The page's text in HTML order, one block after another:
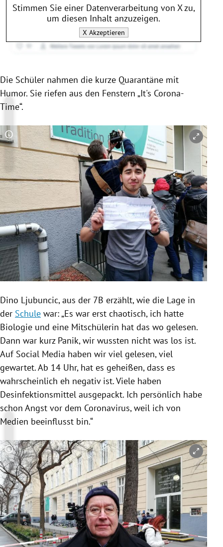
Stimmen Sie einer Datenverarbeitung von Xzu,
um diesen Inhalt anzuzeigen.
X Akzeptieren
Die Schüler nahmen die kurze Quarantäne mit
Humor. Sie riefen aus den Fenstern „It's Corona-
Time“.
Copyright-Hinweis öffnen/schließen
Dino Ljubuncic, aus der 7B erzählt, wie die Lage in
der Schule war: „Es war erst chaotisch, ich hatte
Biologie und eine Mitschülerin hat das wo gelesen.
Dann war kurz Panik, wir wussten nicht was los ist.
Auf Social Media haben wir viel gelesen, viel
gewartet. Ab 14 Uhr, hat es geheißen, dass es
wahrscheinlich eh negativ ist. Viele haben
Desinfektionsmittel ausgepackt. Ich persönlich habe
schon Angst vor dem Coronavirus, weil ich von
Medien beeinflusst bin.“
Copyright-Hinweis öffnen/schließen